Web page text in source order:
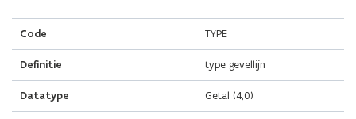
Code TYPE
Definitie type gevellijn
Datatype Getal (4,0)